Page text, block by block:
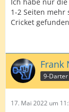
1-2 Seiten
Cricket
Frank
9-Darter
17. Mai 2022 um